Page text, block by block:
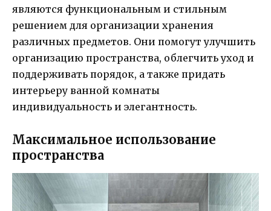
являются функциональным и стильным
решением для организации хранения
различных предметов. Они помогут улучшить
организацию пространства, облегчить уход и
поддерживать порядок, а также придать
интерьеру ванной комнаты
индивидуальность и элегантность.
Максимальное использование
пространства